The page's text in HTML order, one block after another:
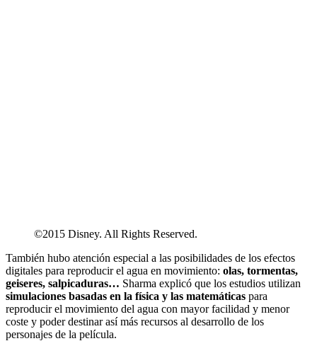
©2015 Disney. All Rights Reserved.
También hubo atención especial a las posibilidades de los efectos
digitales para reproducir el agua en movimiento: olas, tormentas,
geiseres, salpicaduras… Sharma explicó que los estudios utilizan
simulaciones basadas en la física y las matemáticas para
reproducir el movimiento del agua con mayor facilidad y menor
coste y poder destinar así más recursos al desarrollo de los
personajes de la película.